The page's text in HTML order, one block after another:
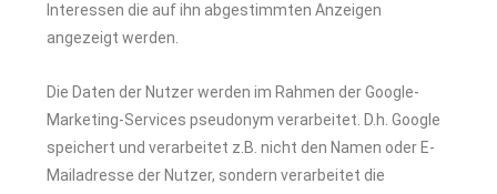
Interessen die auf ihn abgestimmten Anzeigen
angezeigt werden.
Die Daten der Nutzer werden im Rahmen der Google-
Marketing-Services pseudonym verarbeitet. D.h. Google
speichert und verarbeitet z.B. nicht den Namen oder E-
Mailadresse der Nutzer, sondern verarbeitet die